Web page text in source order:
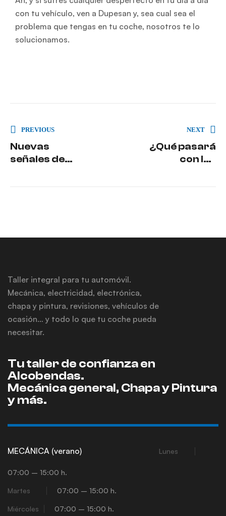
con tu vehículo, ven a Dupesan y, sea cual sea el
problema que tengas en tu coche, nosotros te lo
solucionamos.
PREVIOUS
Nuevas
señales de
NEXT
¿Qué pasará
con los
Taller integral para tu automóvil.
Mecánica, electricidad, electrónica,
chapa y pintura, revisiones, vehículos de
ocasión… y todo lo que tu coche pueda
necesitar.
Tu taller de confianza en
Alcobendas.
Mecánica general, Chapa y Pintura
y más.
MECÁNICA (verano) Lunes
07:00 – 15:00 h.
Martes 07:00 – 15:00 h.
Miércoles 07:00 – 15:00 h.